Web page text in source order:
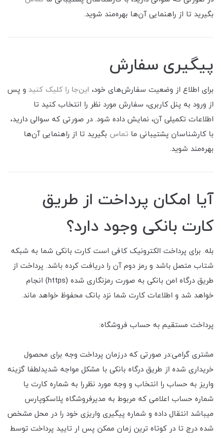
بگیرید تا از راهنمایی آن‌ها بهره‌مند شوید.
پیگیری سفارش
برای اطلاع از وضعیت سفارش‌های خود، این‌جا را کلیک کنید و پس
از ورود به پنل کاربری، سفارش مورد نظر را انتخاب کنید تا
اطلاعات تکمیلی آن، نمایش داده شود. در صورتی که سوالی دارید،
با کارشناسان پشتیبانی ما تماس بگیرید تا از راهنمایی آن‌ها
بهره‌مند شوید.
آیا امکان پرداخت از طریق
کارت بانکی وجود دارد؟
بله. برای پرداخت الکترونیک کافی است کارت بانکی شما به شبکه
شتاب متصل باشد و رمز دوم آن را دریافت کرده باشد. پرداخت از
طریق درگاه امن بانکی به صورت رمزنگاری شده (https) انجام
خواهد شد و اطلاعات کارت شما نزد بانک محفوظ خواهد ماند.
پرداخت مستقیم به حساب فروشگاه:
مشتری گرامی:در صورتی که درزمان پرداخت وجه برای محصول
خریداری شده از طریق درگاه بانکی با مشکل مواجه شدیدلطفا گزینه
واریز به حساب را انتخاب و وجه مورد نظررا به شماره کارت یا
شماره حساب اعلامی که مربوط به مدیرفروشگاه پلاسکوپارس
میباشد انتقال داده و شماره پیگیری واریزی خود را در محل مشخص
شده درج تا در کوتاه ترین زمان ممکن پس ار تایید پرداخت توسط